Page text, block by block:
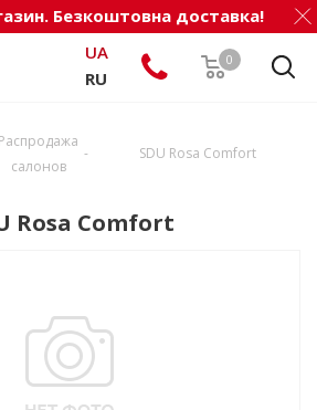
Безкоштовна доставка!
0
UA
RU
Распродажа
салонов
- SDU Rosa Comfort
Rosa Comfort